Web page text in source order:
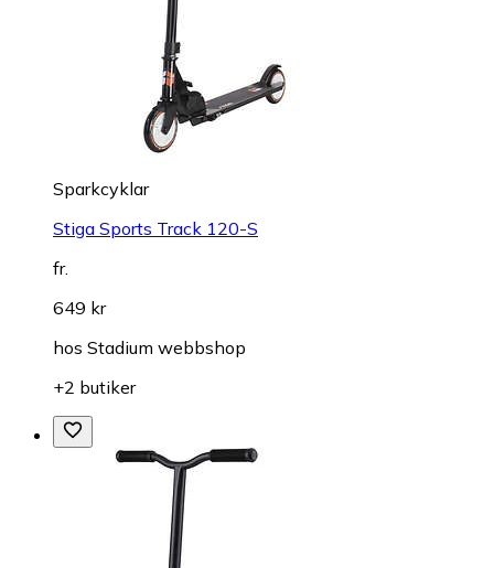
Sparkcyklar
Stiga Sports Track 120-S
fr.
649 kr
hos Stadium webbshop
+2 butiker